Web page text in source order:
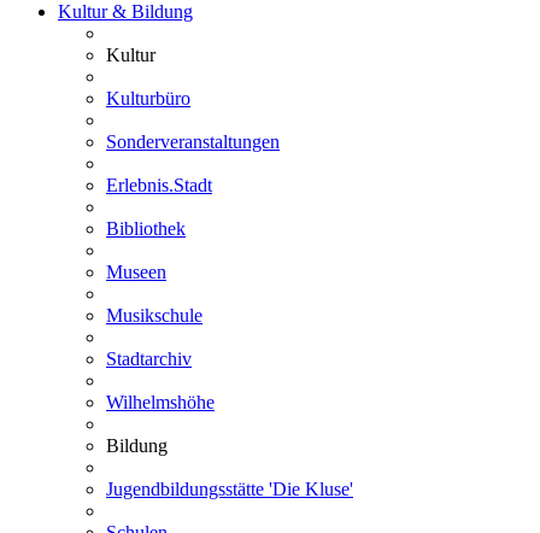
Kultur & Bildung
Kultur
Kulturbüro
Sonderveranstaltungen
Erlebnis.Stadt
Bibliothek
Museen
Musikschule
Stadtarchiv
Wilhelmshöhe
Bildung
Jugendbildungsstätte 'Die Kluse'